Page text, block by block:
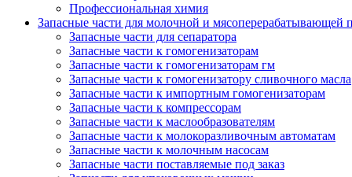
Профессиональная химия
Запасные части для молочной и мясоперерабатывающей
Запасные части для сепаратора
Запасные части к гомогенизаторам
Запасные части к гомогенизаторам гм
Запасные части к гомогенизатору сливочного масла
Запасные части к импортным гомогенизаторам
Запасные части к компрессорам
Запасные части к маслообразователям
Запасные части к молокоразливочным автоматам
Запасные части к молочным насосам
Запасные части поставляемые под заказ